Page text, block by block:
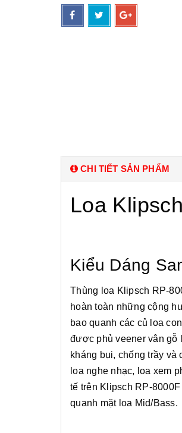
CHI TIẾT SẢN PHẨM
Loa
Kiểu Dáng
Thùng loa Klipsch RP-
hoàn toàn những cộng
bao quanh các củ loa
được phủ veener vân gỗ
kháng bụi, chống trầy
loa nghe nhạc, loa xem
tế trên Klipsch RP-
quanh mặt loa Mid/Bass.